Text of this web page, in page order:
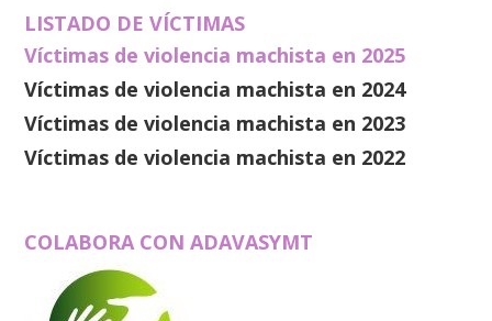
LISTADO DE VÍCTIMAS
Víctimas de violencia machista en 2025
Víctimas de violencia machista en 2024
Víctimas de violencia machista en 2023
Víctimas de violencia machista en 2022
COLABORA CON ADAVASYMT